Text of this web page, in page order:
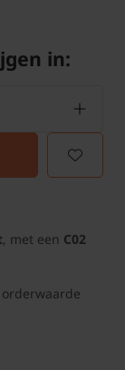
in:
, met een C02